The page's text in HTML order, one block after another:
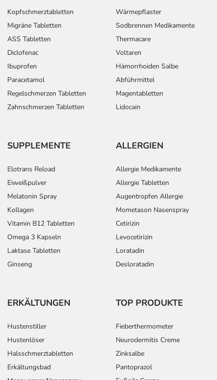
Bei Bluthochdruck -
Behandlungsbeginn:
Erwachsene 1 Tablette
Bei Bluthochdruck -
Folgebehandlung:
Erwachsene 2 Tabletten
Bei Herzschwäche -
Das Arzneimittel ist
vor allem für die
geeignet. Für den
Behandlungsbeginn
stehen Arzneimittel
Wirkstoffgehalt zur
Verfügung.
Erwachsene 1 Tablette
Bei Herzinfarkt -
Erwachsene 1/2 Tablette
Bei Herzinfarkt -
Folgebehandlung:
Erwachsene 1 Tablette 1-mal täglich
Kopfschmerztabletten
Migräne Tabletten
ASS Tabletten
Diclofenac
Ibuprofen
Paracetamol
Regelschmerzen Tabletten
Zahnschmerzen Tabletten
Wärmepflaster
Sodbrennen Medikamente
Thermacare
Voltaren
Hämorrhoiden Salbe
Abführmittel
Magentabletten
Lidocain
SUPPLEMENTE
Elotrans Reload
Eiweißpulver
Melatonin Spray
Kollagen
Vitamin B12 Tabletten
Omega 3 Kapseln
Laktase Tabletten
Ginseng
ALLERGIEN
Allergie Medikamente
Allergie Tabletten
Augentropfen Allergie
Mometason Nasenspray
Cetirizin
Levocetirizin
Loratadin
Desloratadin
ERKÄLTUNGEN
Hustenstiller
Hustenlöser
Halsschmerztabletten
Erkältungsbad
TOP PRODUKTE
Fieberthermometer
Neurodermitis Creme
Zinksalbe
Pantoprazol